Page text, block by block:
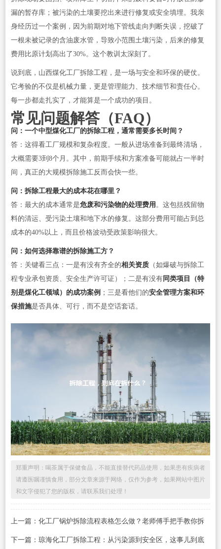
漏的暂存库；被污染的土壤要挖出来进行修复或安全填埋。我亲
身经历过一个案例，因为前期对地下管线走向判断失误，挖破了
一根未被记录的含油废水管，导致小范围土壤污染，后来的修复
费用比原计划高出了30%。这个教训太深刻了。
说到底，山西煤化工厂拆除工程，是一场与安全和环保的硬仗。
它考验的不仅是机械力量，更是管理能力、技术细节和责任心。
每一步都走扎实了，才能算是一个成功的项目。
常见问题解答（FAQ）
问：一个中型煤化工厂的拆除工程，通常需要多长时间？
答：这得看工厂规模和复杂程度。一般从进场准备到最终清场，
大概需要3到8个月。其中，前期手续和方案准备可能就占一半时
间，真正的大规模拆除施工反而会快一些。
问：拆除工程最大的成本花在哪里？
答：最大的成本通常是危废和污染物的处理费用 。这包括残留物
料的清运、受污染土壤和地下水的修复。这部分费用可能占到总
成本的40%以上，而且价格波动受政策影响很大。
问：如何选择靠谱的拆除施工方？
答：关键看三点：一是有没有齐全的相关资质（如爆破与拆除工
程专业承包资质、安全生产许可证）；二是有没有同类项目（特
别是煤化工领域）的成功案例 ；三是看他们的安全管理方案和环
保措施是否具体、可行，而不是空话套话。
郑重声明：喝茶属于保健食品，不能直接替代药品使用，如果患有疾病者
请遵医嘱谨慎食用，部分文章来源于网络，仅作为参考，如果网站中图片
和文字侵犯了您的版权，请联系我们处理！
上一篇：化工厂锅炉拆除流程表格怎么做？老师傅手把手教你拆
下一篇：琼海化工厂拆除工程：从污染源到安全区，这事儿到底